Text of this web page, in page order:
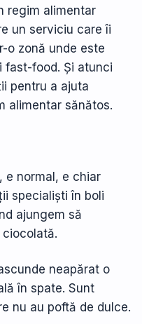
regim alimentar
un serviciu care îi
o zonă unde este
fast-food. Și atunci
pentru a ajuta
alimentar sănătos.
e normal, e chiar
specialiști în boli
ajungem să
neapărat o
în spate. Sunt
nu au poftă de dulce.